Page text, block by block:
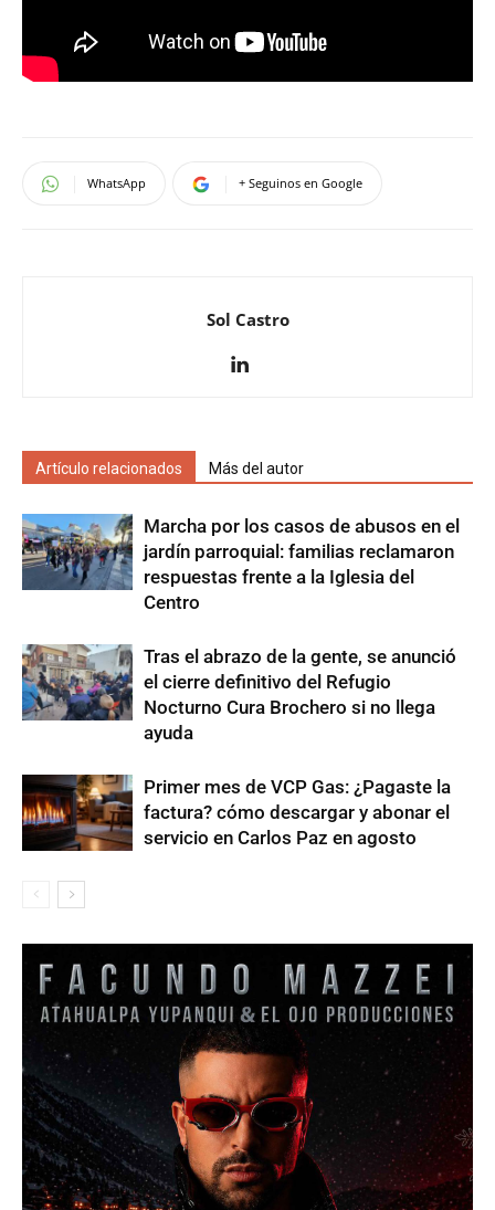
WhatsApp + Seguinos en Google
Sol Castro
Artículo relacionados Más del autor
Marcha por los casos de abusos en el
jardín parroquial: familias reclamaron
respuestas frente a la Iglesia del
Centro
Tras el abrazo de la gente, se anunció
el cierre definitivo del Refugio
Nocturno Cura Brochero si no llega
ayuda
Primer mes de VCP Gas: ¿Pagaste la
factura? cómo descargar y abonar el
servicio en Carlos Paz en agosto